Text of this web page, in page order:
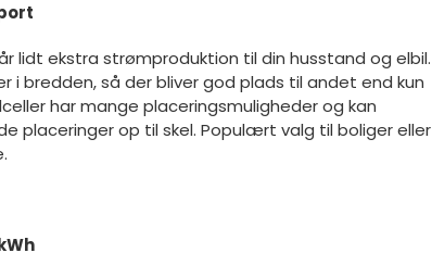
lidt ekstra strømproduktion til din husstand og elbil.
i bredden, så der bliver god plads til andet end kun
har mange placeringsmuligheder og kan
placeringer op til skel. Populært valg til boliger eller